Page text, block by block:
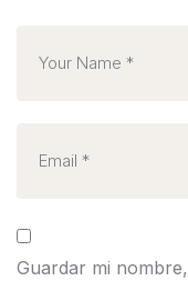
Guardar mi